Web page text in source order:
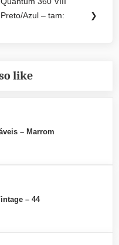
Azul – tam:
❯
like
– Marrom
– 44